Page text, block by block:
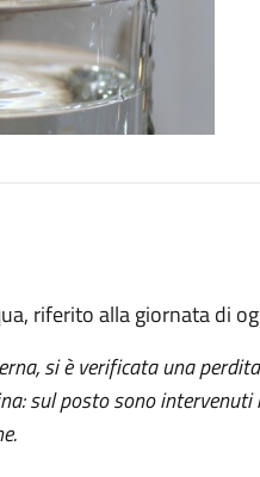
riferito alla giornata di
si è verificata una
sul posto sono